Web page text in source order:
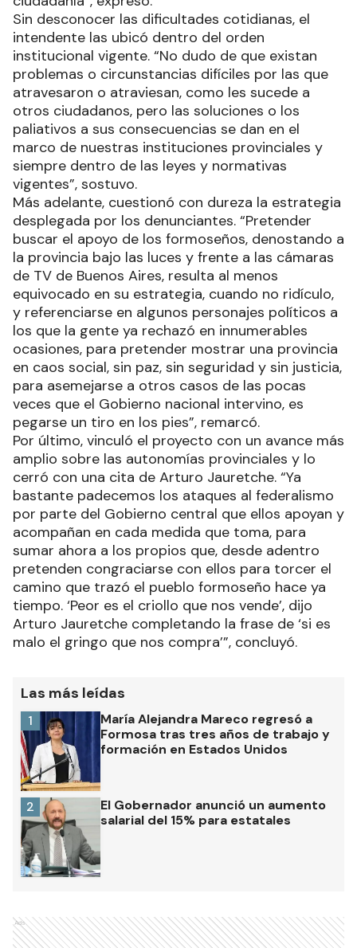
Sin desconocer las dificultades cotidianas, el
intendente las ubicó dentro del orden
institucional vigente. “No dudo de que existan
problemas o circunstancias difíciles por las que
atravesaron o atraviesan, como les sucede a
otros ciudadanos, pero las soluciones o los
paliativos a sus consecuencias se dan en el
marco de nuestras instituciones provinciales y
siempre dentro de las leyes y normativas
vigentes”, sostuvo.
Más adelante, cuestionó con dureza la estrategia
desplegada por los denunciantes. “Pretender
buscar el apoyo de los formoseños, denostando a
la provincia bajo las luces y frente a las cámaras
de TV de Buenos Aires, resulta al menos
equivocado en su estrategia, cuando no ridículo,
y referenciarse en algunos personajes políticos a
los que la gente ya rechazó en innumerables
ocasiones, para pretender mostrar una provincia
en caos social, sin paz, sin seguridad y sin justicia,
para asemejarse a otros casos de las pocas
veces que el Gobierno nacional intervino, es
pegarse un tiro en los pies”, remarcó.
Por último, vinculó el proyecto con un avance más
amplio sobre las autonomías provinciales y lo
cerró con una cita de Arturo Jauretche. “Ya
bastante padecemos los ataques al federalismo
por parte del Gobierno central que ellos apoyan y
acompañan en cada medida que toma, para
sumar ahora a los propios que, desde adentro
pretenden congraciarse con ellos para torcer el
camino que trazó el pueblo formoseño hace ya
tiempo. ‘Peor es el criollo que nos vende’, dijo
Arturo Jauretche completando la frase de ‘si es
malo el gringo que nos compra’”, concluyó.
Las más leídas
María Alejandra Mareco regresó a
Formosa tras tres años de trabajo y
formación en Estados Unidos
1
El Gobernador anunció un aumento
salarial del 15% para estatales
2
Ads